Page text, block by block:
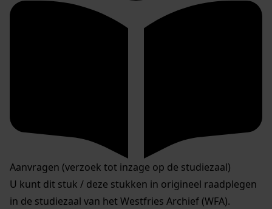
Aanvragen (verzoek tot inzage op de studiezaal)
U kunt dit stuk / deze stukken in origineel raadplegen
in de studiezaal van het Westfries Archief (WFA).